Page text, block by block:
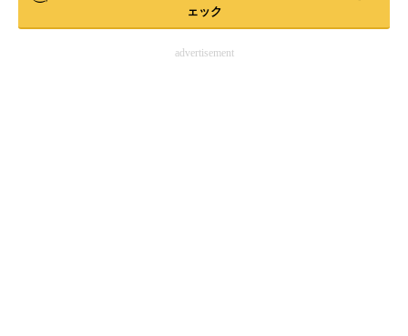
ェック
advertisement